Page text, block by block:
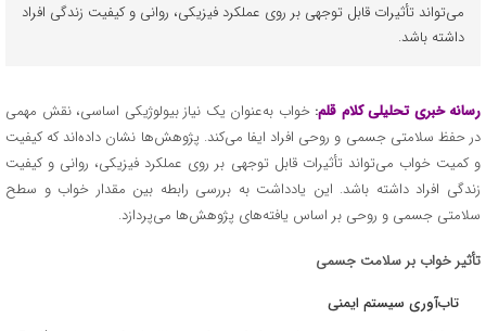
می‌تواند تأثیرات قابل توجهی بر روی عملکرد فیزیکی، روانی و کیفیت زندگی افراد
داشته باشد.
رسانه خبری تحلیلی کلام قلم:خواب به‌عنوان یک نیاز بیولوژیکی اساسی، نقش مهمی
در حفظ سلامتی جسمی و روحی افراد ایفا می‌کند. پژوهش‌ها نشان داده‌اند که کیفیت
و کمیت خواب می‌تواند تأثیرات قابل توجهی بر روی عملکرد فیزیکی، روانی و کیفیت
زندگی افراد داشته باشد. این یادداشت به بررسی رابطه بین مقدار خواب و سطح
سلامتی جسمی و روحی بر اساس یافته‌های پژوهش‌ها می‌پردازد.
تأثیر خواب بر سلامت جسمی
تاب‌آوری سیستم ایمنی